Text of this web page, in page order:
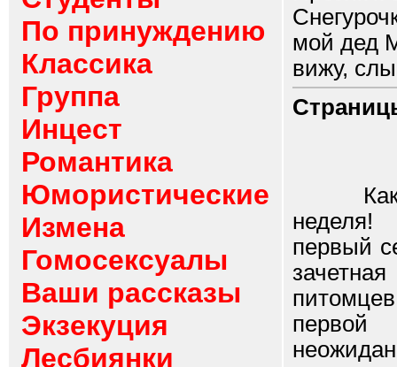
По принуждению
Классика
Группа
Инцест
Романтика
Юмористические
Измена
Гомосексуалы
Ваши рассказы
Экзекуция
Лесбиянки
мой дед
вижу,
Как
неделя!
первый